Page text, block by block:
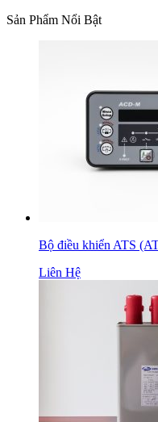
Sản Phẩm Nổi Bật
Bộ điều khiển ATS
Liên Hệ